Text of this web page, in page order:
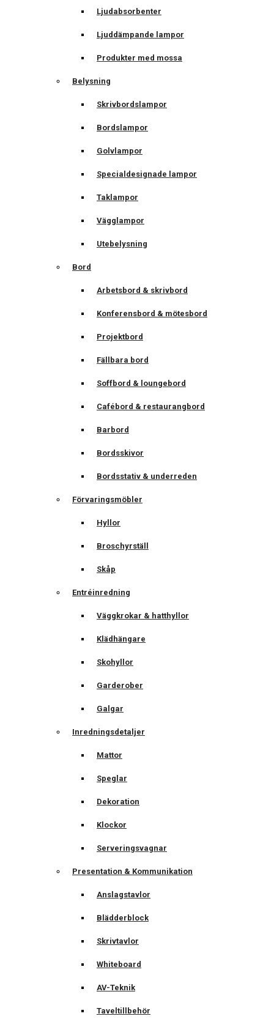
Ljudabsorbenter
Ljuddämpande lampor
Produkter med mossa
Belysning
Skrivbordslampor
Bordslampor
Golvlampor
Specialdesignade lampor
Taklampor
Vägglampor
Utebelysning
Bord
Arbetsbord & skrivbord
Konferensbord & mötesbord
Projektbord
Fällbara bord
Soffbord & loungebord
Cafébord & restaurangbord
Barbord
Bordsskivor
Bordsstativ & underreden
Förvaringsmöbler
Hyllor
Broschyrställ
Skåp
Entréinredning
Väggkrokar & hatthyllor
Klädhängare
Skohyllor
Garderober
Galgar
Inredningsdetaljer
Mattor
Speglar
Dekoration
Klockor
Serveringsvagnar
Presentation & Kommunikation
Anslagstavlor
Blädderblock
Skrivtavlor
Whiteboard
AV-Teknik
Taveltillbehör